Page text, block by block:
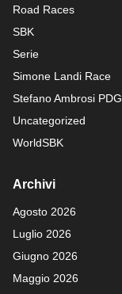
Road Races
SBK
Serie
Simone Landi Race
Stefano Ambrosi PDG
Uncategorized
WorldSBK
Archivi
Agosto 2026
Luglio 2026
Giugno 2026
Maggio 2026